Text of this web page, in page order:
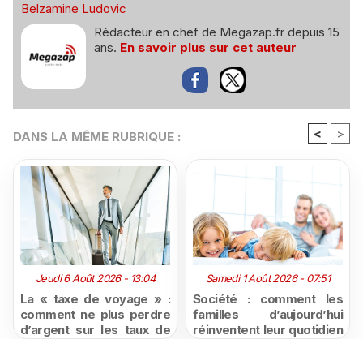
Belzamine Ludovic
Rédacteur en chef de Megazap.fr depuis 15
ans. En savoir plus sur cet auteur
DANS LA MÊME RUBRIQUE : < >
Jeudi 6 Août 2026 - 13:04
La « taxe de voyage » :
comment ne plus perdre
d’argent sur les taux de
Samedi 1 Août 2026 - 07:51
Société : comment les
familles d’aujourd’hui
réinventent leur quotidien